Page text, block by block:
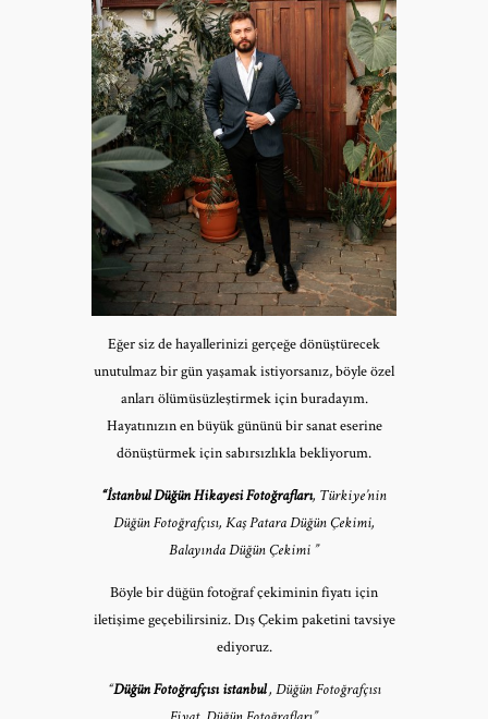
Eğer siz de hayallerinizi gerçeğe dönüştürecek
unutulmaz bir gün yaşamak istiyorsanız, böyle özel
anları ölümüsüzleştirmek için buradayım.
Hayatınızın en büyük gününü bir sanat eserine
dönüştürmek için sabırsızlıkla bekliyorum.
“İstanbul Düğün Hikayesi Fotoğrafları, Türkiye’nin
Düğün Fotoğrafçısı, Kaş Patara Düğün Çekimi,
Balayında Düğün Çekimi ”
Böyle bir düğün fotoğraf çekiminin fiyatı için
iletişime geçebilirsiniz. Dış Çekim paketini tavsiye
ediyoruz.
“Düğün Fotoğrafçısı istanbul, Düğün Fotoğrafçısı